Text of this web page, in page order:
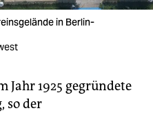
in Berlin-
Jahr 1925 gegründete
so der